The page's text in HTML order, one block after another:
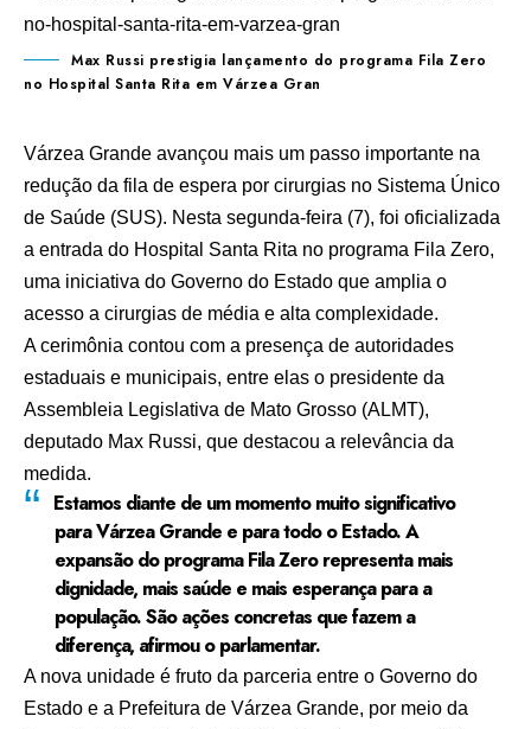
Max Russi prestigia lançamento do programa Fila Zero
no Hospital Santa Rita em Várzea Gran
Várzea Grande avançou mais um passo importante na
redução da fila de espera por cirurgias no Sistema Único
de Saúde (SUS). Nesta segunda-feira (7), foi oficializada
a entrada do Hospital Santa Rita no programa Fila Zero,
uma iniciativa do Governo do Estado que amplia o
acesso a cirurgias de média e alta complexidade.
A cerimônia contou com a presença de autoridades
estaduais e municipais, entre elas o presidente da
Assembleia Legislativa de Mato Grosso (ALMT),
deputado Max Russi, que destacou a relevância da
medida.
Estamos diante de um momento muito significativo
para Várzea Grande e para todo o Estado. A
expansão do programa Fila Zero representa mais
dignidade, mais saúde e mais esperança para a
população. São ações concretas que fazem a
diferença, afirmou o parlamentar.
A nova unidade é fruto da parceria entre o Governo do
Estado e a Prefeitura de Várzea Grande, por meio da